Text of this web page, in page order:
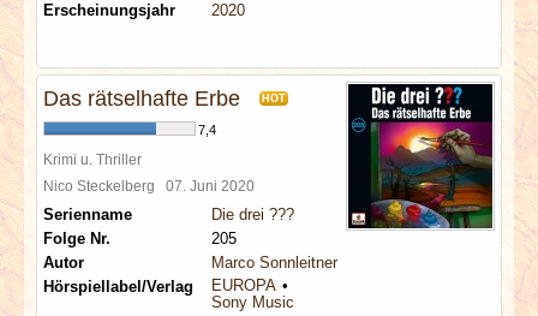
Erscheinungsjahr
2020
Das rätselhafte Erbe HOT
7,4
Krimi u. Thriller
Nico Steckelberg 07. Juni 2020
Serienname
Die drei ???
Folge Nr.
205
Autor
Marco Sonnleitner
Hörspiellabel/Verlag
EUROPA
Sony Music